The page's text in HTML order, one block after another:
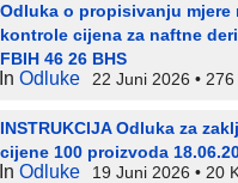
Odluka o propisivanju mjere
kontrole cijena za naftne
FBIH 46 26 BHS
InOdluke 22 Juni 2026 276
INSTRUKCIJA Odluka za
cijene 100 proizvoda
InOdluke 19 Juni 2026 20